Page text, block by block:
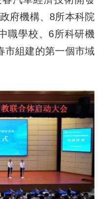
府機構、8所本科院
職學校、6所科研機
市組建的第一個市域